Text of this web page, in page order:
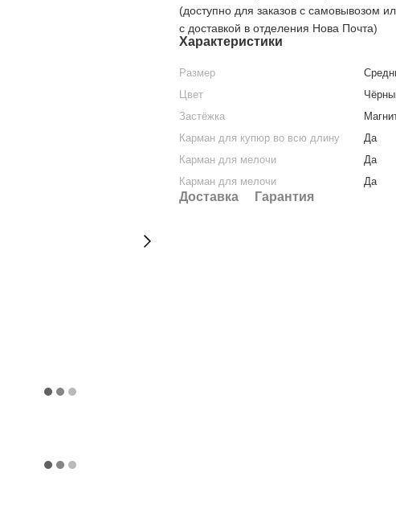
(доступно для заказов с самовывозом
с доставкой в отделения Нова Почта)
Характеристики
Размер
Цвет
Застёжка
Карман для купюр во всю длину
Да
Карман для мелочи
Да
Карман для мелочи
Да
Доставка Гарантия